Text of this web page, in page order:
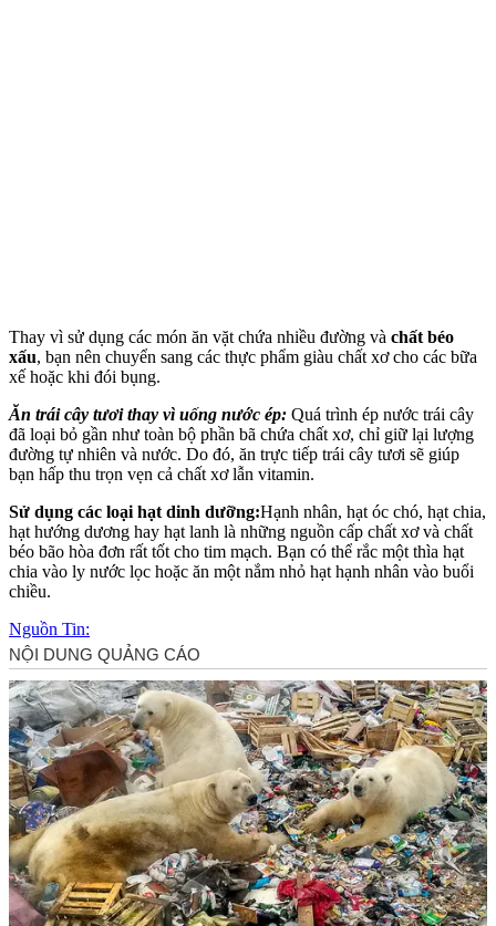
Thay vì sử dụng các món ăn vặt chứa nhiều đường và chất béo
xấu, bạn nên chuyển sang các thực phẩm giàu chất xơ cho các bữa
xế hoặc khi đói bụng.
Ăn trái cây tươi thay vì uống nước ép: Quá trình ép nước trái cây
đã loại bỏ gần như toàn bộ phần bã chứa chất xơ, chỉ giữ lại lượng
đường tự nhiên và nước. Do đó, ăn trực tiếp trái cây tươi sẽ giúp
bạn hấp thu trọn vẹn cả chất xơ lẫn vitamin.
Sử dụng các loại hạt dinh dưỡng:Hạnh nhân, hạt óc chó, hạt chia,
hạt hướng dương hay hạt lanh là những nguồn cấp chất xơ và chất
béo bão hòa đơn rất tốt cho tim mạch. Bạn có thể rắc một thìa hạt
chia vào ly nước lọc hoặc ăn một nắm nhỏ hạt hạnh nhân vào buổi
chiều.
Nguồn Tin: